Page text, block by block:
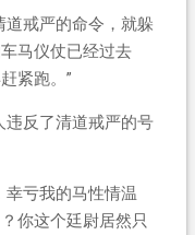
道戒严的命令，就躲
马仪仗已经过去
紧跑。”
违反了清道戒严的号
幸亏我的马性情温
你这个廷尉居然只